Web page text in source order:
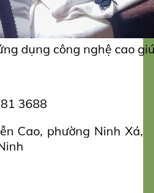
dụng công nghệ cao
3688
Cao, phường Ninh Xá,